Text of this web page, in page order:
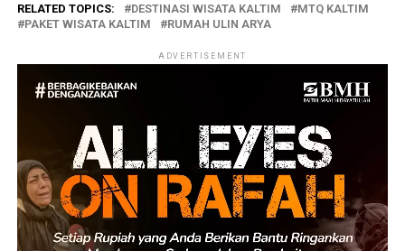
RELATED TOPICS: DESTINASI WISATA KALTIM
MTQ KALTIM
PAKET WISATA KALTIM
RUMAH ULIN ARYA
ADVERTISEMENT